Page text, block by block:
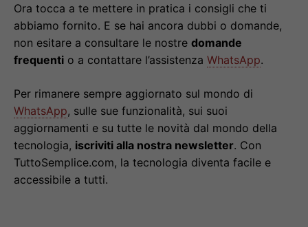
Ora tocca a te mettere in pratica i consigli che ti
abbiamo fornito. E se hai ancora dubbi o domande,
non esitare a consultare le nostre domande
frequenti o a contattare l’assistenza WhatsApp.
Per rimanere sempre aggiornato sul mondo di
WhatsApp, sulle sue funzionalità, sui suoi
aggiornamenti e su tutte le novità dal mondo della
tecnologia, iscriviti alla nostra newsletter. Con
TuttoSemplice.com, la tecnologia diventa facile e
accessibile a tutti.